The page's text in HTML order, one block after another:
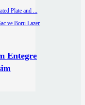
Entegre